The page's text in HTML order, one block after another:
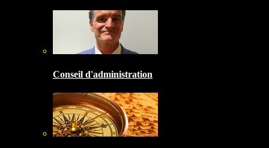
Conseil d'administration